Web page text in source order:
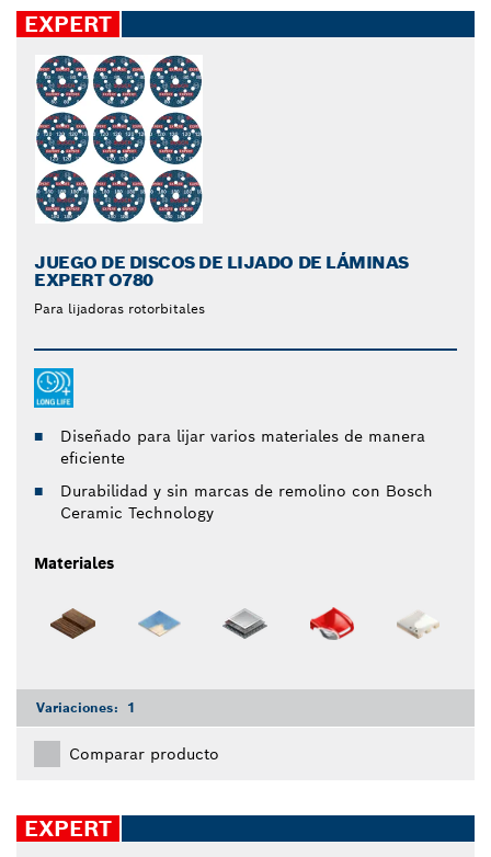
EXPERT
JUEGO DE DISCOS DE LIJADO DE LÁMINAS
EXPERT O780
Para lijadoras rotorbitales
Diseñado para lijar varios materiales de manera
eficiente
Durabilidad y sin marcas de remolino con Bosch
Ceramic Technology
Materiales
Variaciones: 1
Comparar producto
EXPERT